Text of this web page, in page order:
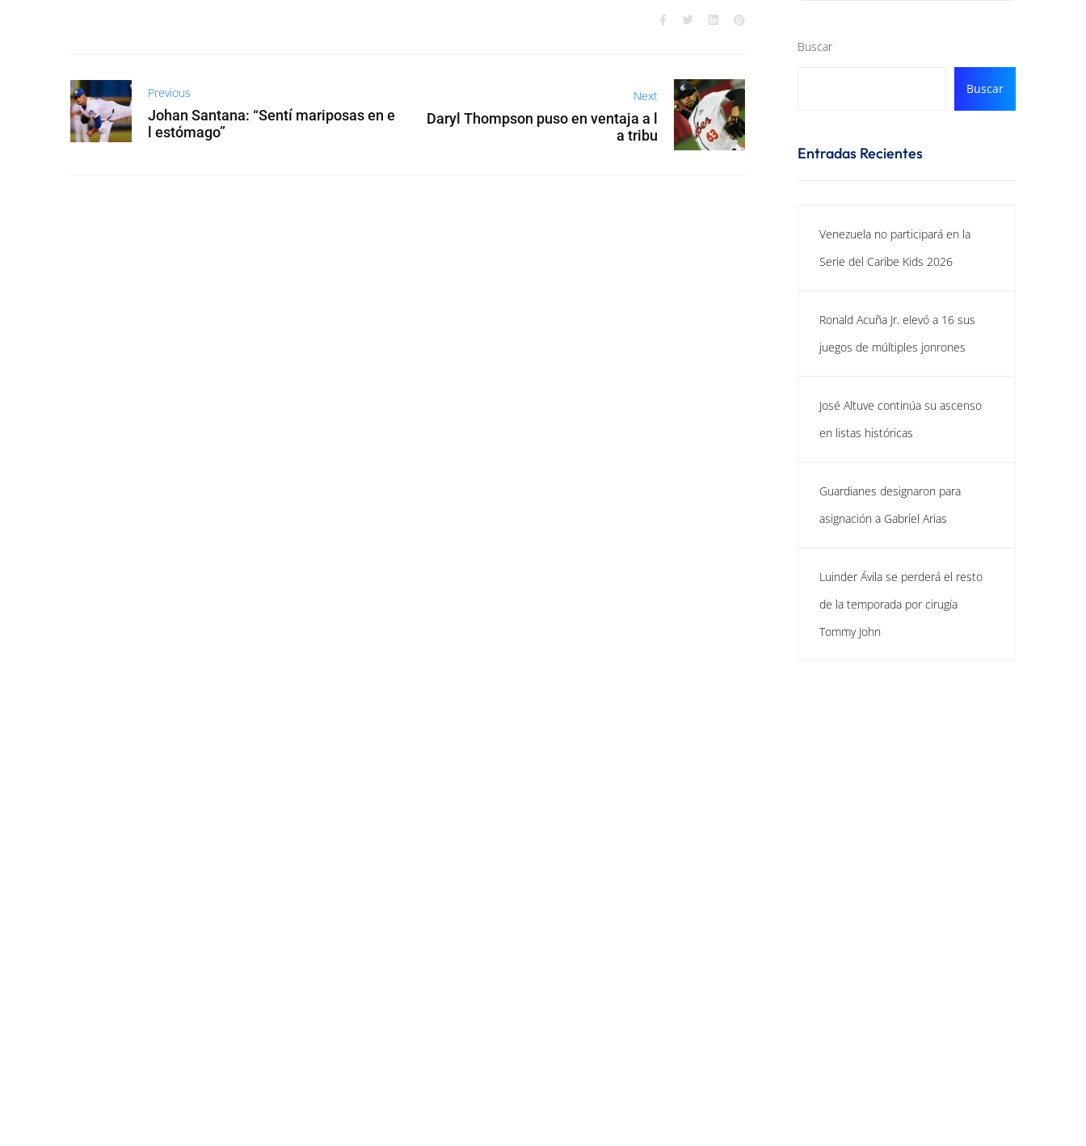
Previous
Johan Santana: “Sentí mariposas en e
l estómago”
Next
Daryl Thompson puso en ventaja a l
a tribu
Buscar
Buscar
Entradas Recientes
Venezuela no participará en la
Serie del Caribe Kids 2026
Ronald Acuña Jr. elevó a 16 sus
juegos de múltiples jonrones
José Altuve continúa su ascenso
en listas históricas
Guardianes designaron para
asignación a Gabriel Arias
Luinder Ávila se perderá el resto
de la temporada por cirugía
Tommy John